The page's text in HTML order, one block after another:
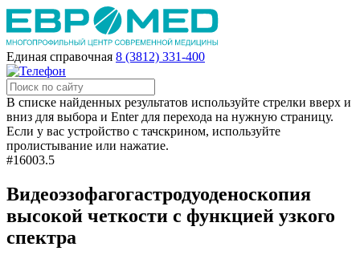
Единая справочная 8 (3812) 331-400
В списке найденных результатов используйте стрелки вверх и
вниз для выбора и Enter для перехода на нужную страницу.
Если у вас устройство с тачскрином, используйте
пролистывание или нажатие.
#16003.5
Видеоэзофагогастродуоденоскопия
высокой четкости с функцией узкого
спектра